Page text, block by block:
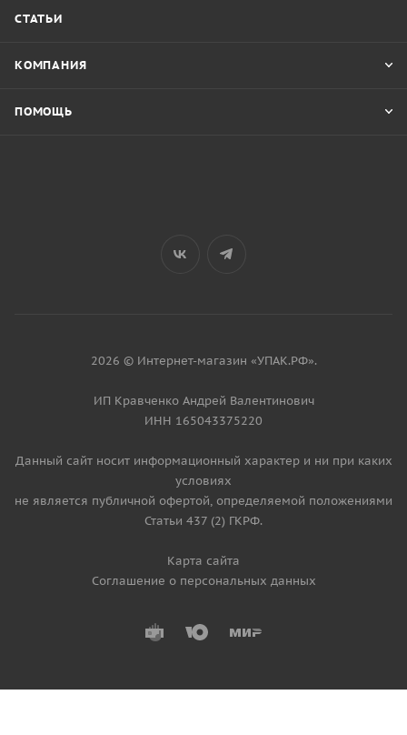
СТАТЬИ
КОМПАНИЯ
ПОМОЩЬ
2026 © Интернет-магазин «УПАК.РФ».
ИП Кравченко Андрей Валентинович
ИНН 165043375220
Данный сайт носит информационный характер и ни при каких
условиях
не является публичной офертой, определяемой положениями
Статьи 437 (2) ГКРФ.
Карта сайта
Соглашение о персональных данных